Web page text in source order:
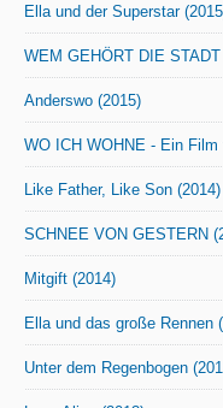
Ella und der Superstar
WEM GEHÖRT DIE
Anderswo (2015)
WO ICH WOHNE - Ein
Like Father, Like Son (2014)
SCHNEE VON GESTERN
Mitgift (2014)
Ella und das große Rennen
Unter dem Regenbogen